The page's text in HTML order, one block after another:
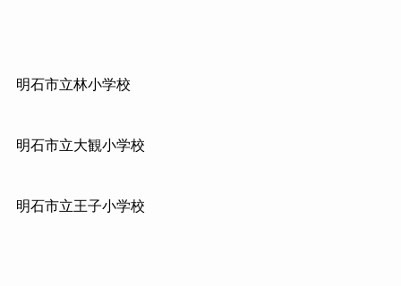
明石市立林小学校
明石市立大観小学校
明石市立王子小学校